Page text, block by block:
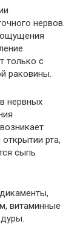
нервов.
ощущения
только с
раковины.
нервных
рта,
сыпь
витаминные